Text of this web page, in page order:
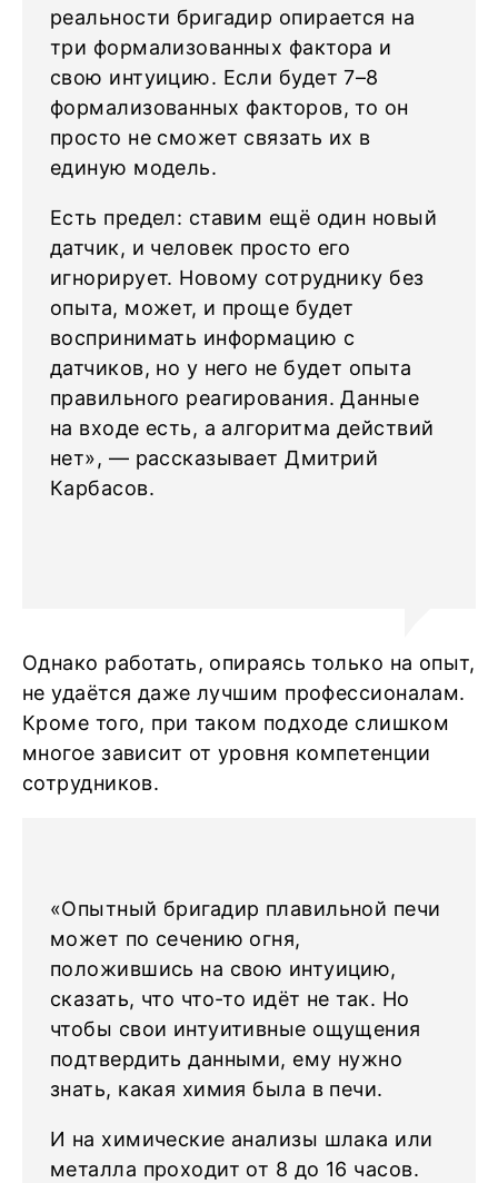
реальности бригадир опирается на
три формализованных фактора и
свою интуицию. Если будет 7–8
формализованных факторов, то он
просто не сможет связать их в
единую модель.
Есть предел: ставим ещё один новый
датчик, и человек просто его
игнорирует. Новому сотруднику без
опыта, может, и проще будет
воспринимать информацию с
датчиков, но у него не будет опыта
правильного реагирования. Данные
на входе есть, а алгоритма действий
нет», — рассказывает Дмитрий
Карбасов.
Однако работать, опираясь только на опыт,
не удаётся даже лучшим профессионалам.
Кроме того, при таком подходе слишком
многое зависит от уровня компетенции
сотрудников.
«Опытный бригадир плавильной печи
может по сечению огня,
положившись на свою интуицию,
сказать, что что-то идёт не так. Но
чтобы свои интуитивные ощущения
подтвердить данными, ему нужно
знать, какая химия была в печи.
И на химические анализы шлака или
металла проходит от 8 до 16 часов.